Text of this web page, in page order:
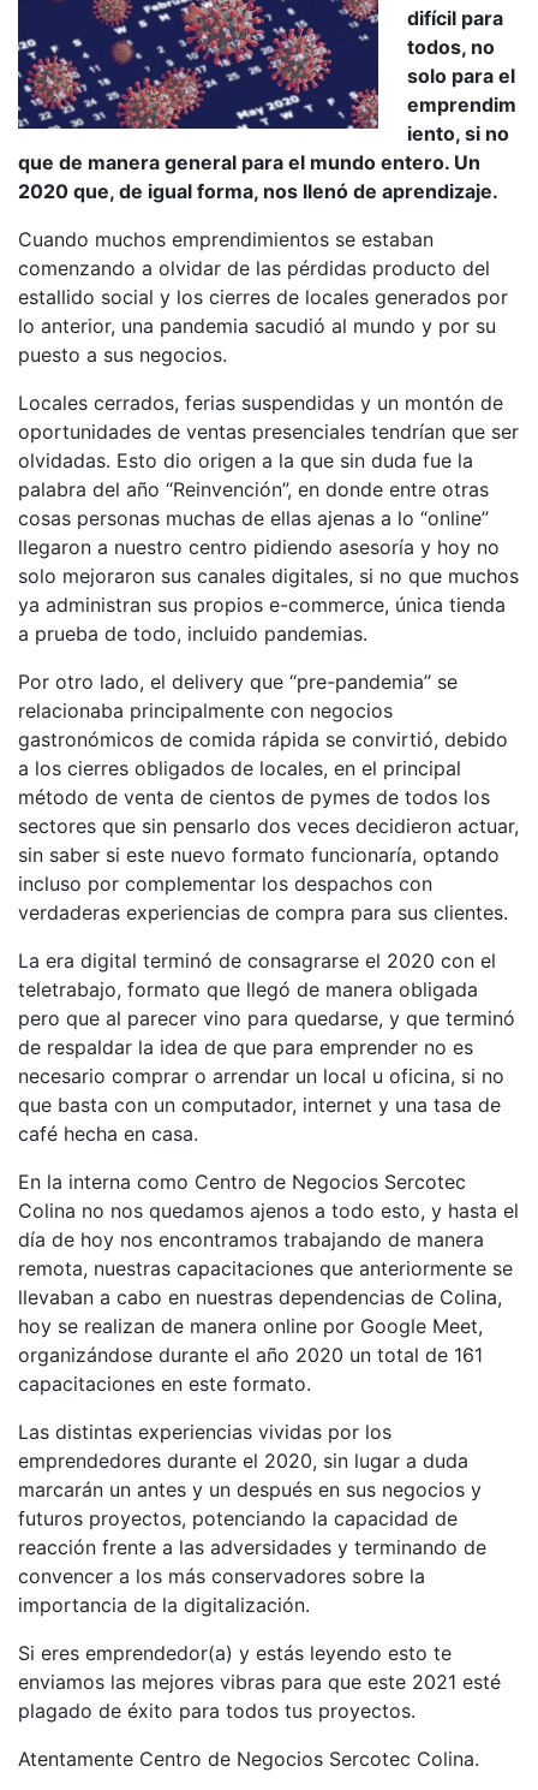
l
p
a
r
m
i
s
difícil para
todos, no
solo para el
emprendim
iento, si no
que de manera general para el mundo entero. Un
2020 que, de igual forma, nos llenó de aprendizaje.
Cuando muchos emprendimientos se estaban
comenzando a olvidar de las pérdidas producto del
estallido social y los cierres de locales generados por
lo anterior, una pandemia sacudió al mundo y por su
puesto a sus negocios.
Locales cerrados, ferias suspendidas y un montón de
oportunidades de ventas presenciales tendrían que ser
olvidadas. Esto dio origen a la que sin duda fue la
palabra del año “Reinvención”, en donde entre otras
cosas personas muchas de ellas ajenas a lo “online”
llegaron a nuestro centro pidiendo asesoría y hoy no
solo mejoraron sus canales digitales, si no que muchos
ya administran sus propios e-commerce, única tienda
a prueba de todo, incluido pandemias.
Por otro lado, el delivery que “pre-pandemia” se
relacionaba principalmente con negocios
gastronómicos de comida rápida se convirtió, debido
a los cierres obligados de locales, en el principal
método de venta de cientos de pymes de todos los
sectores que sin pensarlo dos veces decidieron actuar,
sin saber si este nuevo formato funcionaría, optando
incluso por complementar los despachos con
verdaderas experiencias de compra para sus clientes.
La era digital terminó de consagrarse el 2020 con el
teletrabajo, formato que llegó de manera obligada
pero que al parecer vino para quedarse, y que terminó
de respaldar la idea de que para emprender no es
necesario comprar o arrendar un local u oficina, si no
que basta con un computador, internet y una tasa de
café hecha en casa.
En la interna como Centro de Negocios Sercotec
Colina no nos quedamos ajenos a todo esto, y hasta el
día de hoy nos encontramos trabajando de manera
remota, nuestras capacitaciones que anteriormente se
llevaban a cabo en nuestras dependencias de Colina,
hoy se realizan de manera online por Google Meet,
organizándose durante el año 2020 un total de 161
capacitaciones en este formato.
Las distintas experiencias vividas por los
emprendedores durante el 2020, sin lugar a duda
marcarán un antes y un después en sus negocios y
futuros proyectos, potenciando la capacidad de
reacción frente a las adversidades y terminando de
convencer a los más conservadores sobre la
importancia de la digitalización.
Si eres emprendedor(a) y estás leyendo esto te
enviamos las mejores vibras para que este 2021 esté
plagado de éxito para todos tus proyectos.
Atentamente Centro de Negocios Sercotec Colina.